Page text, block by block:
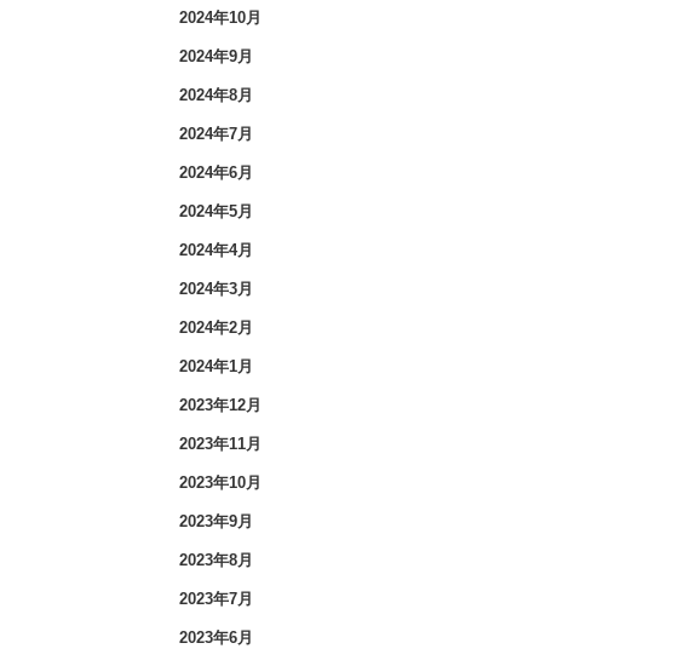
2024年10月
2024年9月
2024年8月
2024年7月
2024年6月
2024年5月
2024年4月
2024年3月
2024年2月
2024年1月
2023年12月
2023年11月
2023年10月
2023年9月
2023年8月
2023年7月
2023年6月